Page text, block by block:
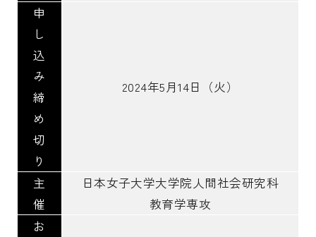
申
し
込
み
締
め
切
り
2024年5月14日（火）
主
催
日本女子大学大学院人間社会研究科
教育学専攻
お